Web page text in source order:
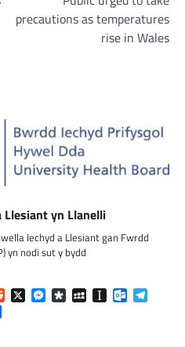
precautions as temperatures
rise in Wales
Llesiant yn Llanelli
Iechyd a Llesiant gan Fwrdd
yn nodi sut y bydd
Reddit
X Messenger
DiasporaMySpaceInstapaper